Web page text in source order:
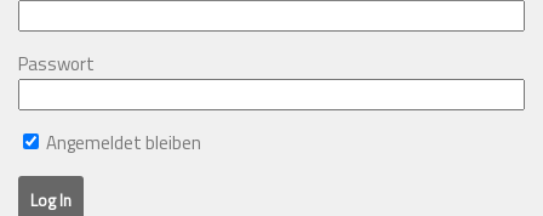
Passwort
Angemeldet bleiben